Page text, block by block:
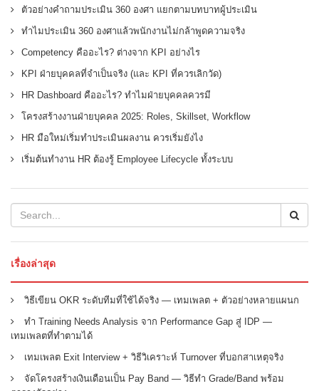
ตัวอย่างคำถามประเมิน 360 องศา แยกตามบทบาทผู้ประเมิน
ทำไมประเมิน 360 องศาแล้วพนักงานไม่กล้าพูดความจริง
Competency คืออะไร? ต่างจาก KPI อย่างไร
KPI ฝ่ายบุคคลที่จำเป็นจริง (และ KPI ที่ควรเลิกวัด)
HR Dashboard คืออะไร? ทำไมฝ่ายบุคคลควรมี
โครงสร้างงานฝ่ายบุคคล 2025: Roles, Skillset, Workflow
HR มือใหม่เริ่มทำประเมินผลงาน ควรเริ่มยังไง
เริ่มต้นทำงาน HR ต้องรู้ Employee Lifecycle ทั้งระบบ
เรื่องล่าสุด
วิธีเขียน OKR ระดับทีมที่ใช้ได้จริง — เทมเพลต + ตัวอย่างหลายแผนก
ทำ Training Needs Analysis จาก Performance Gap สู่ IDP —
เทมเพลตที่ทำตามได้
เทมเพลต Exit Interview + วิธีวิเคราะห์ Turnover ที่บอกสาเหตุจริง
จัดโครงสร้างเงินเดือนเป็น Pay Band — วิธีทำ Grade/Band พร้อม